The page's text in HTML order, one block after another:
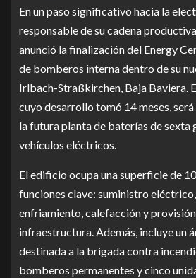
En un paso significativo hacia la
responsable de su cadena
anunció la finalización del Energy
de bomberos interna dentro de su
Irlbach-Straßkirchen, Baja Baviera.
cuyo desarrollo tomó 14 meses,
la futura planta de baterías de sexta
vehículos eléctricos.
El edificio ocupa una superficie de
funciones clave: suministro
enfriamiento, calefacción y
infraestructura. Además, incluye un
destinada a la brigada contra
bomberos permanentes y cinco